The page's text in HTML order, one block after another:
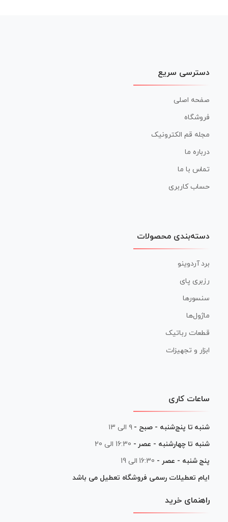
دسترسی سریع
صفحه اصلی
فروشگاه
مجله قم الکترونیک
درباره ما
تماس با ما
حساب کاربری
دسته‌بندی محصولات
برد آردوینو
رزبری پای
سنسورها
ماژول‌ها
قطعات رباتیک
ابزار و تجهیزات
ساعات کاری
شنبه تا پنج‌شنبه - صبح - ۹ الی ۱۳
شنبه تا چهارشنبه - عصر - 16:30 الی 20
پنج شنبه - عصر - 16:30 الی 19
ایام تعطیلات رسمی فروشگاه تعطیل می باشد
راهنمای خرید